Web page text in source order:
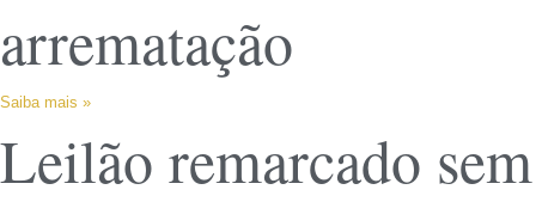
arrematação
Saiba mais »
Leilão remarcado sem